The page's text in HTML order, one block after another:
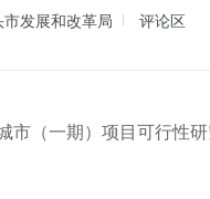
发展和改革局 评论区
（一期）项目可行性研